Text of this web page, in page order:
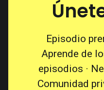
Episodio
Aprende de
episodios ·
Comunidad